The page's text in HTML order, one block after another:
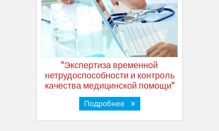
"Экспертиза временной
нетрудоспособности и контроль
качества медицинской помощи"
Подробнее